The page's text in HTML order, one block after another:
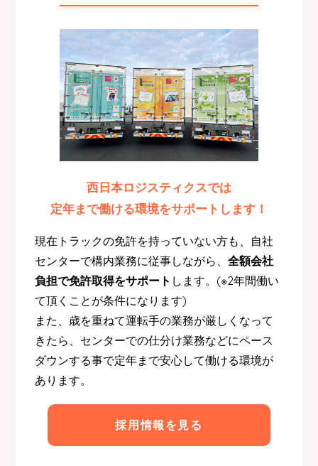
西日本ロジスティクスでは
定年まで働ける環境をサポートします！
現在トラックの免許を持っていない方も、自社
センターで構内業務に従事しながら、全額会社
負担で免許取得をサポート します。(※2年間働い
て頂くことが条件になります)
また、歳を重ねて運転手の業務が厳しくなって
きたら、センターでの仕分け業務などにペース
ダウンする事で定年まで安心して働ける環境が
あります。
採用情報を見る